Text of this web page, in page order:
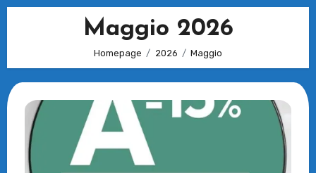
Maggio 2026
Homepage 2026 Maggio